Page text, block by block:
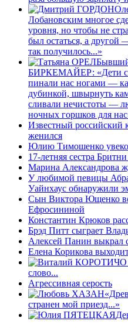
Лобановским многое
уровня, но чтобы не
был остаться, а
так получилось...»
БИРКЕМАЙЕР: «Дети с
пинали нас ногами —
дубинкой, швырнуть
сливали нечистоты —
ночных горшков для
Известный
женился
Юлию Тимошенко
17-летняя сестра
Марина Александрова
У любимой певицы
Уайнхаус обнаружили
Сын Виктора Ющенко
Ефросининой
Константин Крюков
Брэд Питт сыграет
Алексей Панин выкрал
Елена Корикова
О
слово...
Агрессивная серость
странен мой приезд...»